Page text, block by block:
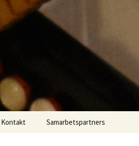
Kontakt Samarbetspartners